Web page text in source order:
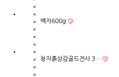
백자600g
청자흙상감골드전사 3…